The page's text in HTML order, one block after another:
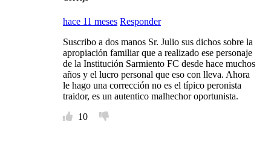
hace 11 meses Responder
Suscribo a dos manos Sr. Julio sus dichos sobre la
apropiación familiar que a realizado ese personaje
de la Institución Sarmiento FC desde hace muchos
años y el lucro personal que eso con lleva. Ahora
le hago una corrección no es el típico peronista
traidor, es un autentico malhechor oportunista.
10